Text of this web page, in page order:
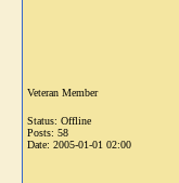
Veteran Member
Status: Offline
Posts: 58
Date: 2005-01-01 02:00